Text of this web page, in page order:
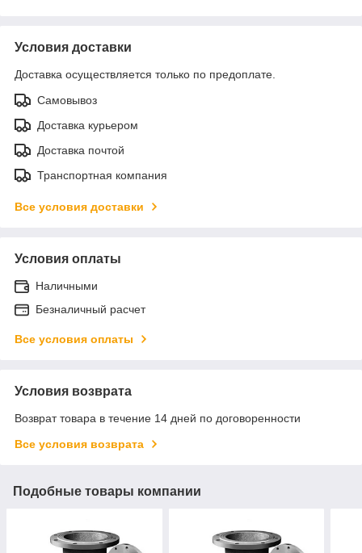
Условия доставки
Доставка осуществляется только по предоплате.
Самовывоз
Доставка курьером
Доставка почтой
Транспортная компания
Все условия доставки
Условия оплаты
Наличными
Безналичный расчет
Все условия оплаты
Условия возврата
Возврат товара в течение 14 дней по договоренности
Все условия возврата
Подобные товары компании